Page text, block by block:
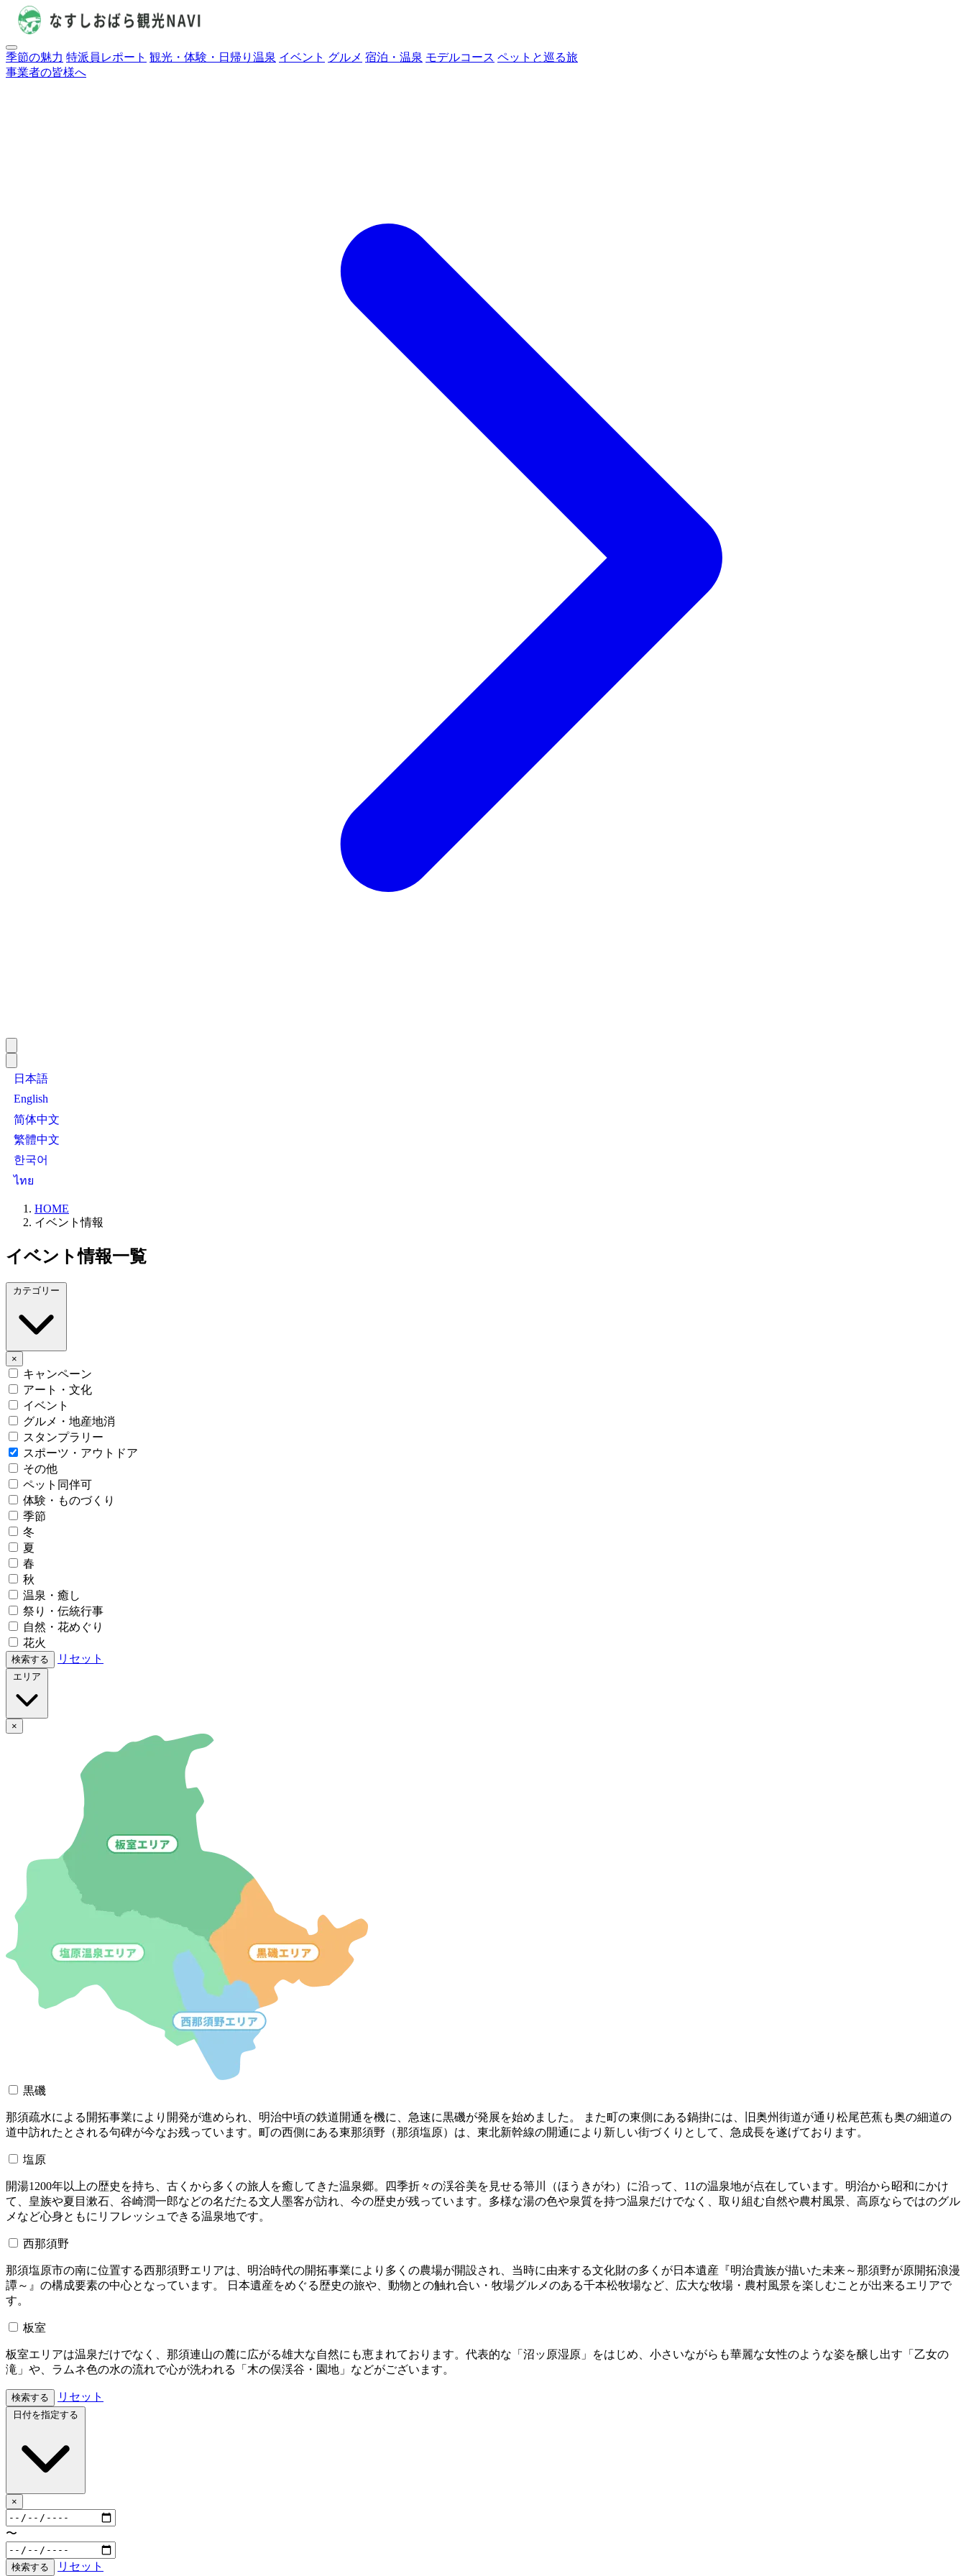
季節の魅力 特派員レポート 観光・体験・日帰り温泉 イベント グルメ 宿泊・温泉 モデルコース ペットと巡る旅
事業者の皆様へ
日本語
English
简体中文
繁體中文
한국어
ไทย
HOME
イベント情報
イベント情報一覧
カテゴリー
×
キャンペーン
アート・文化
イベント
グルメ・地産地消
スタンプラリー
スポーツ・アウトドア
その他
ペット同伴可
体験・ものづくり
季節
冬
夏
春
秋
温泉・癒し
祭り・伝統行事
自然・花めぐり
花火
検索する リセット
エリア
×
黒磯
那須疏水による開拓事業により開発が進められ、明治中頃の鉄道開通を機に、急速に黒磯が発展を始めました。 また町の東側にある鍋掛には、旧奥州街道が通り松尾芭蕉も奥の細道の
道中訪れたとされる句碑が今なお残っています。町の西側にある東那須野（那須塩原）は、東北新幹線の開通により新しい街づくりとして、急成長を遂げております。
塩原
開湯1200年以上の歴史を持ち、古くから多くの旅人を癒してきた温泉郷。四季折々の渓谷美を見せる箒川（ほうきがわ）に沿って、11の温泉地が点在しています。明治から昭和にかけ
て、皇族や夏目漱石、谷崎潤一郎などの名だたる文人墨客が訪れ、今の歴史が残っています。多様な湯の色や泉質を持つ温泉だけでなく、取り組む自然や農村風景、高原ならではのグル
メなど心身ともにリフレッシュできる温泉地です。
西那須野
那須塩原市の南に位置する西那須野エリアは、明治時代の開拓事業により多くの農場が開設され、当時に由来する文化財の多くが日本遺産『明治貴族が描いた未来～那須野が原開拓浪漫
譚～』の構成要素の中心となっています。 日本遺産をめぐる歴史の旅や、動物との触れ合い・牧場グルメのある千本松牧場など、広大な牧場・農村風景を楽しむことが出来るエリアで
す。
板室
板室エリアは温泉だけでなく、那須連山の麓に広がる雄大な自然にも恵まれております。代表的な「沼ッ原湿原」をはじめ、小さいながらも華麗な女性のような姿を醸し出す「乙女の
滝」や、ラムネ色の水の流れで心が洗われる「木の俣渓谷・園地」などがございます。
検索する リセット
日付を指定する
×
〜
検索する リセット